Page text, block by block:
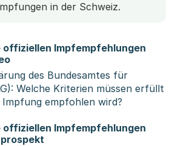
in der Schweiz.
offiziellen Impfempfehlungen
des Bundesamtes für
Welche Kriterien müssen erfüllt
Impfung empfohlen wird?
offiziellen Impfempfehlungen